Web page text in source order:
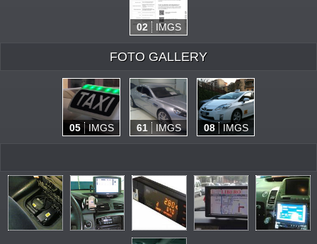
02 IMGS
FOTO GALLERY
05 IMGS 61 IMGS 08 IMGS